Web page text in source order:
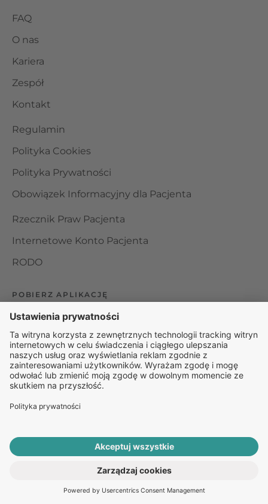
ROZPOCZNIJ E-KONSULTACJĘ
FAQ
O nas
Kariera
Zespół
Kontakt
Regulamin
Polityka Cookies
Polityka Prywatności
Obowiązek Informacyjny dla Pacjenta
Rzecznik Praw Pacjenta
Internetowe Konto Pacjenta
RODO
POBIERZ APLIKACJĘ
Organizator udzielania świadczeń telemedycznych jest
podmiotem leczniczym w rozumieniu ustawy z dnia 15
kwietnia 2011 roku o działalności leczniczej, wpisanym do
rejestru podmiotów wykonujących działalność leczniczą pod
numerem: 000000229172.